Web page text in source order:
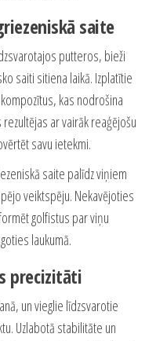
saite
putteros, bieži
saiti sitiena laikā. Izplatītie
kas nodrošina
ar vairāk reaģējošu
savu ietekmi.
saite palīdz viņiem
veiktspēju. Nekavējoties
golfistus par viņu
laukumā.
precizitāti
un vieglie līdzsvarotie
Uzlabotā stabilitāte un